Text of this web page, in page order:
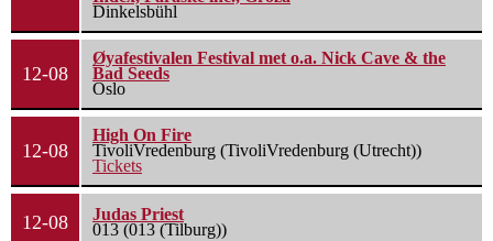
Dinkelsbühl
12-08
Øyafestivalen Festival met o.a. Nick Cave & the
Bad Seeds
Oslo
12-08
High On Fire
TivoliVredenburg (TivoliVredenburg (Utrecht))
Tickets
12-08
Judas Priest
013 (013 (Tilburg))